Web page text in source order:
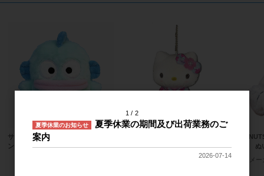
サンリオキャラクターズ ハンギョド
ン ふわくた ぬいぐるみ
ィ 桜着物 水色 マスコット
メーカー希望小売価格
2,000円
ピー ぬ
メ
1 2
夏季休業のお知らせ
夏季休業の期間及び出荷業務のご
案内
2026-07-14